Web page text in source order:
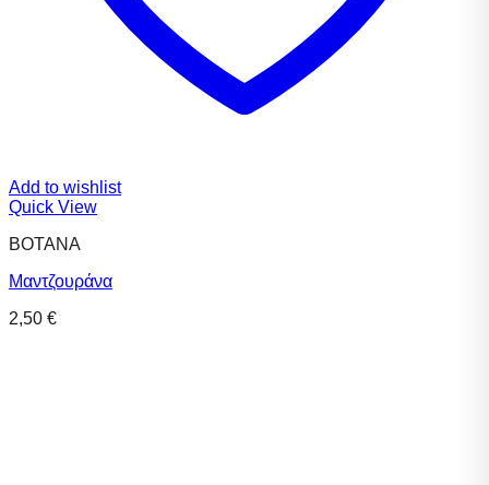
Add to wishlist
Quick View
ΒΟΤΑΝΑ
Μαντζουράνα
2,50 €